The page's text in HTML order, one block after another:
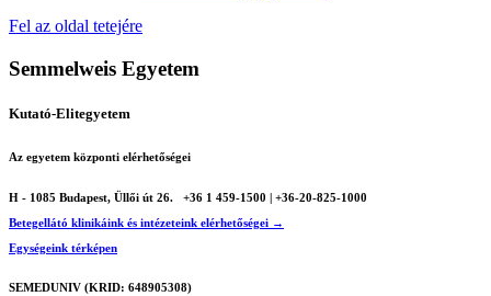
Fel az oldal tetejére
Semmelweis Egyetem
Kutató-Elitegyetem
Az egyetem központi elérhetőségei
H - 1085 Budapest, Üllői út 26.
+36 1 459-1500 | +36-20-825-1000
Betegellátó klinikáink és intézeteink elérhetőségei →
Egységeink térképen
SEMEDUNIV (KRID: 648905308)